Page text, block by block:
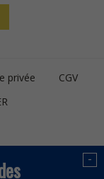
privée
CGV
-